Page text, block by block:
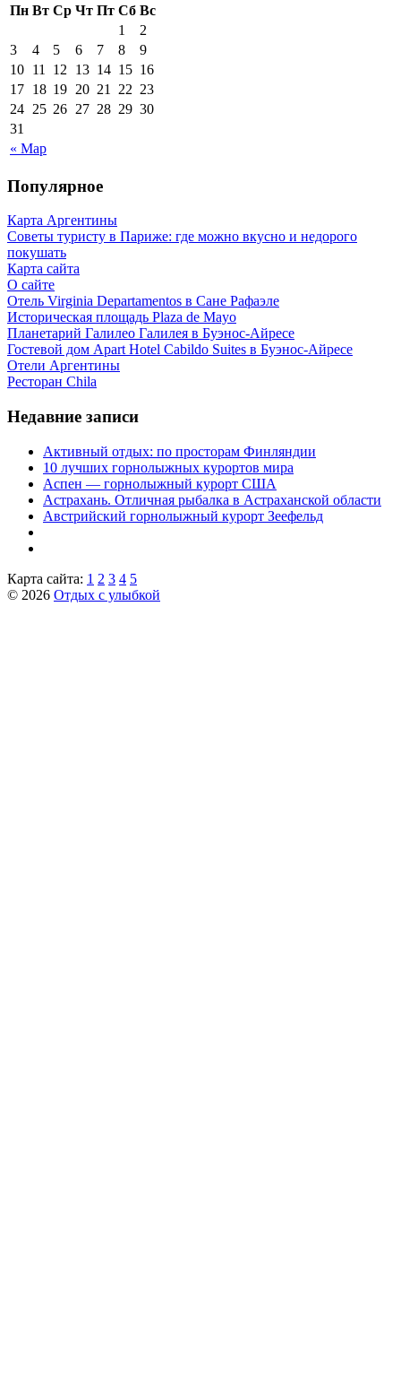
Пн Вт Ср Чт Пт Сб Вс
« Мар
1
2
3
4 5 6 7 8
9
10 11 12 13 14 15 16
17 18 19 20 21 22 23
24 25 26 27 28 29 30
31
Популярное
Карта Аргентины
Советы туристу в Париже: где можно вкусно и недорого
покушать
Карта сайта
О сайте
Отель Virginia Departamentos в Сане Рафаэле
Историческая площадь Plaza de Mayo
Планетарий Галилео Галилея в Буэнос-Айресе
Гостевой дом Apart Hotel Cabildo Suites в Буэнос-Айресе
Отели Аргентины
Ресторан Chila
Недавние записи
Активный отдых: по просторам Финляндии
10 лучших горнолыжных курортов мира
Аспен — горнолыжный курорт США
Астрахань. Отличная рыбалка в Астраханской области
Австрийский горнолыжный курорт Зеефельд
Карта сайта: 1 2 3 4 5
© 2026 Отдых с улыбкой